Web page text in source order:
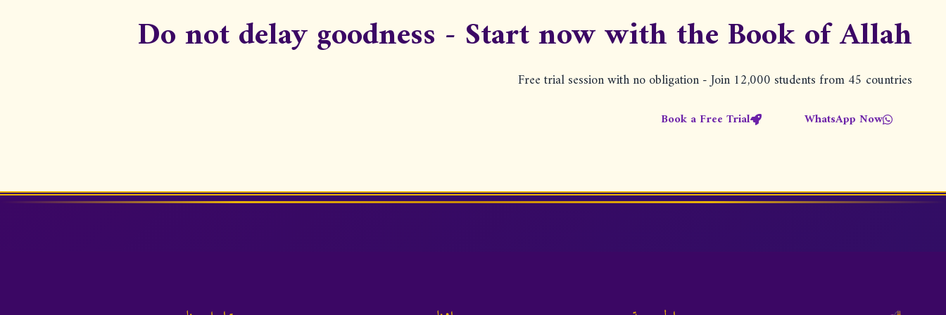
Do not delay goodness - Start now with the Book of Allah
Free trial session with no obligation - Join 12,000 students from 45 countries
WhatsApp Now
Book a Free Trial